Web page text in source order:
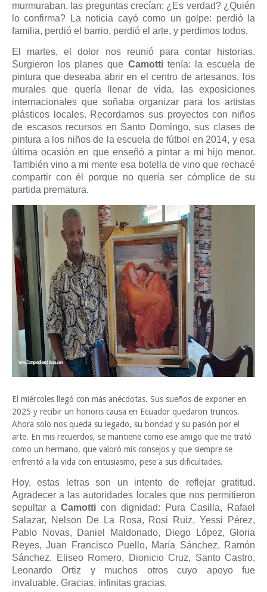
murmuraban, las preguntas crecían: ¿Es verdad? ¿Quién
lo confirma? La noticia cayó como un golpe: perdió la
familia, perdió el barrio, perdió el arte, y perdimos todos.
El martes, el dolor nos reunió para contar historias.
Surgieron los planes que Camottitenía: la escuela de
pintura que deseaba abrir en el centro de artesanos, los
murales que quería llenar de vida, las exposiciones
internacionales que soñaba organizar para los artistas
plásticos locales. Recordamos sus proyectos con niños
de escasos recursos en Santo Domingo, sus clases de
pintura a los niños de la escuela de fútbol en 2014, y esa
última ocasión en que enseñó a pintar a mi hijo menor.
También vino a mi mente esa botella de vino que rechacé
compartir con él porque no quería ser cómplice de su
partida prematura.
El miércoles llegó con más anécdotas. Sus sueños de exponer en
2025 y recibir un honoris causa en Ecuador quedaron truncos.
Ahora solo nos queda su legado, su bondad y su pasión por el
arte. En mis recuerdos, se mantiene como ese amigo que me trató
como un hermano, que valoró mis consejos y que siempre se
enfrentó a la vida con entusiasmo, pese a sus dificultades.
Hoy, estas letras son un intento de reflejar gratitud.
Agradecer a las autoridades locales que nos permitieron
sepultar a Camotti con dignidad: Pura Casilla, Rafael
Salazar, Nelson De La Rosa, Rosi Ruiz, Yessi Pérez,
Pablo Novas, Daniel Maldonado, Diego López, Gloria
Reyes, Juan Francisco Puello, María Sánchez, Ramón
Sánchez, Eliseo Romero, Dionicio Cruz, Santo Castro,
Leonardo Ortiz y muchos otros cuyo apoyo fue
invaluable. Gracias, infinitas gracias.